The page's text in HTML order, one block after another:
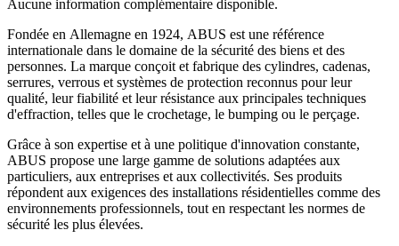
Aucune information complémentaire disponible.
Fondée en Allemagne en 1924, ABUS est une référence
internationale dans le domaine de la sécurité des biens et des
personnes. La marque conçoit et fabrique des cylindres, cadenas,
serrures, verrous et systèmes de protection reconnus pour leur
qualité, leur fiabilité et leur résistance aux principales techniques
d'effraction, telles que le crochetage, le bumping ou le perçage.
Grâce à son expertise et à une politique d'innovation constante,
ABUS propose une large gamme de solutions adaptées aux
particuliers, aux entreprises et aux collectivités. Ses produits
répondent aux exigences des installations résidentielles comme des
environnements professionnels, tout en respectant les normes de
sécurité les plus élevées.